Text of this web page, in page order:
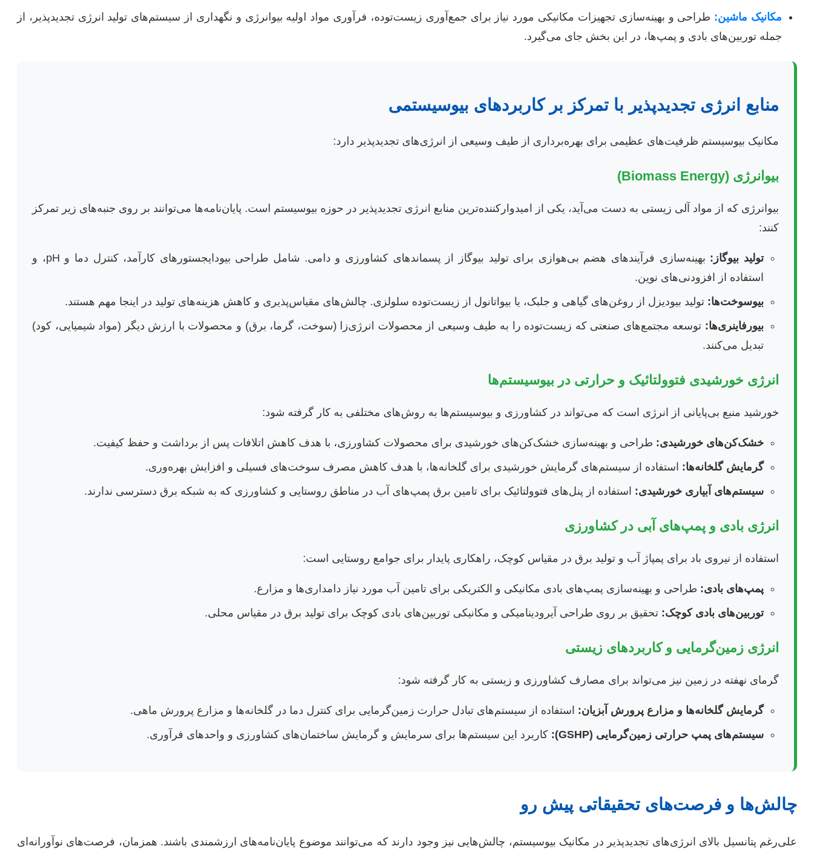
مکانیک ماشین: طراحی و بهینه‌سازی تجهیزات مکانیکی مورد نیاز برای جمع‌آوری زیست‌توده، فرآوری مواد اولیه بیوانرژی و نگهداری از سیستم‌های تولید انرژی تجدیدپذیر، از
جمله توربین‌های بادی و پمپ‌ها، در این بخش جای می‌گیرد.
منابع انرژی تجدیدپذیر با تمرکز بر کاربردهای بیوسیستمی
مکانیک بیوسیستم ظرفیت‌های عظیمی برای بهره‌برداری از طیف وسیعی از انرژی‌های تجدیدپذیر دارد:
بیوانرژی (Biomass Energy)
بیوانرژی که از مواد آلی زیستی به دست می‌آید، یکی از امیدوارکننده‌ترین منابع انرژی تجدیدپذیر در حوزه بیوسیستم است. پایان‌نامه‌ها می‌توانند بر روی جنبه‌های زیر تمرکز
کنند:
تولید بیوگاز:
بهینه‌سازی فرآیندهای هضم بی‌هوازی برای تولید بیوگاز از پسماندهای کشاورزی و دامی. شامل طراحی بیودایجستورهای کارآمد، کنترل دما و pH، و
استفاده از افزودنی‌های نوین.
بیوسوخت‌ها: تولید بیودیزل از روغن‌های گیاهی و جلبک، یا بیواتانول از زیست‌توده سلولزی. چالش‌های مقیاس‌پذیری و کاهش هزینه‌های تولید در اینجا مهم هستند.
بیورفاینری‌ها: توسعه مجتمع‌های صنعتی که زیست‌توده را به طیف وسیعی از محصولات انرژی‌زا (سوخت، گرما، برق) و محصولات با ارزش دیگر (مواد شیمیایی، کود)
تبدیل می‌کنند.
انرژی خورشیدی فتوولتائیک و حرارتی در بیوسیستم‌ها
خورشید منبع بی‌پایانی از انرژی است که می‌تواند در کشاورزی و بیوسیستم‌ها به روش‌های مختلفی به کار گرفته شود:
خشک‌کن‌های خورشیدی: طراحی و بهینه‌سازی خشک‌کن‌های خورشیدی برای محصولات کشاورزی، با هدف کاهش اتلافات پس از برداشت و حفظ کیفیت.
گرمایش گلخانه‌ها: استفاده از سیستم‌های گرمایش خورشیدی برای گلخانه‌ها، با هدف کاهش مصرف سوخت‌های فسیلی و افزایش بهره‌وری.
سیستم‌های آبیاری خورشیدی: استفاده از پنل‌های فتوولتائیک برای تامین برق پمپ‌های آب در مناطق روستایی و کشاورزی که به شبکه برق دسترسی ندارند.
انرژی بادی و پمپ‌های آبی در کشاورزی
استفاده از نیروی باد برای پمپاژ آب و تولید برق در مقیاس کوچک، راهکاری پایدار برای جوامع روستایی است:
پمپ‌های بادی: طراحی و بهینه‌سازی پمپ‌های بادی مکانیکی و الکتریکی برای تامین آب مورد نیاز دامداری‌ها و مزارع.
توربین‌های بادی کوچک: تحقیق بر روی طراحی آیرودینامیکی و مکانیکی توربین‌های بادی کوچک برای تولید برق در مقیاس محلی.
انرژی زمین‌گرمایی و کاربردهای زیستی
گرمای نهفته در زمین نیز می‌تواند برای مصارف کشاورزی و زیستی به کار گرفته شود:
گرمایش گلخانه‌ها و مزارع پرورش آبزیان: استفاده از سیستم‌های تبادل حرارت زمین‌گرمایی برای کنترل دما در گلخانه‌ها و مزارع پرورش ماهی.
سیستم‌های پمپ حرارتی زمین‌گرمایی (GSHP):
کاربرد این سیستم‌ها برای سرمایش و گرمایش ساختمان‌های کشاورزی و واحدهای فرآوری.
چالش‌ها و فرصت‌های تحقیقاتی پیش رو
علی‌رغم پتانسیل بالای انرژی‌های تجدیدپذیر در مکانیک بیوسیستم، چالش‌هایی نیز وجود دارند که می‌توانند موضوع پایان‌نامه‌های ارزشمندی باشند. همزمان، فرصت‌های نوآورانه‌ای